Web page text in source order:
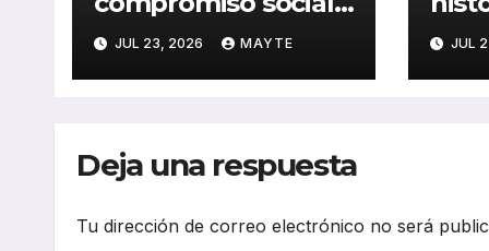
y medioambiental
con la publicación
de su Memoria de
JUL 23, 2026 MAYTE
del
JUL
Deja una respuesta
Tu dirección de correo electrónico no será